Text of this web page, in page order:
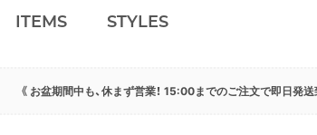
ITEMS STYLES
《 お盆期間中も、休まず営業！ 15:00までのご注文で即日発送